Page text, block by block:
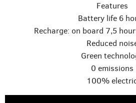
Features
Battery life 6
Recharge: on board 7,5
Reduced
Green
0 emissions
100%